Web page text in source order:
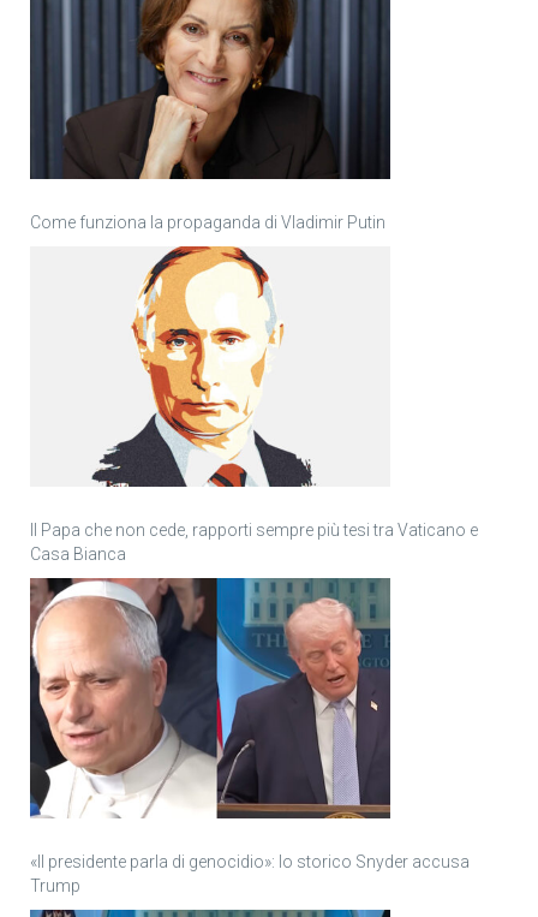
Come funziona la propaganda di Vladimir Putin
Il Papa che non cede, rapporti sempre più tesi tra Vaticano e
Casa Bianca
«Il presidente parla di genocidio»: lo storico Snyder accusa
Trump